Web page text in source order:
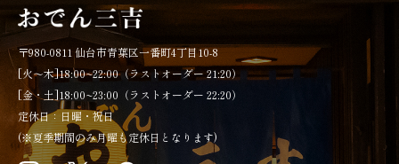
〒980-0811 仙台市青葉区一番町4丁目10-8
[火～木]18:00~22:00（ラストオーダー 21:20）
[金・土]18:00~23:00（ラストオーダー 22:20）
定休日：日曜・祝日
(※夏季期間のみ月曜も定休日となります)